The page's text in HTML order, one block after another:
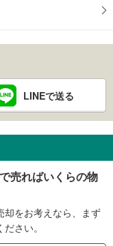
LINEで送る
売ればいくらの物
却をお考えなら、まず
さい。